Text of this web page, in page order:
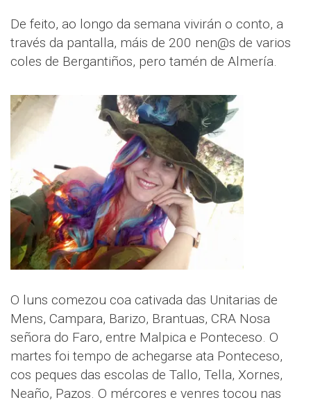
De feito, ao longo da semana vivirán o conto, a
través da pantalla, máis de 200 nen@s de varios
coles de Bergantiños, pero tamén de Almería.
O luns comezou coa cativada das Unitarias de
Mens, Campara, Barizo, Brantuas, CRA Nosa
señora do Faro, entre Malpica e Ponteceso. O
martes foi tempo de achegarse ata Ponteceso,
cos peques das escolas de Tallo, Tella, Xornes,
Neaño, Pazos. O mércores e venres tocou nas